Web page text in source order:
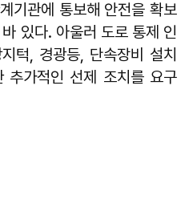
기관에 통보해 안전을 확보
있다. 아울러 도로 통제 인
턱, 경광등, 단속장비 설치
추가적인 선제 조치를 요구